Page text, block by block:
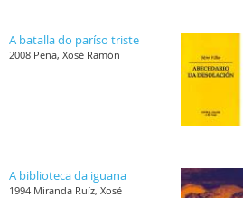
A batalla do paríso triste
2008 Pena, Xosé Ramón
A biblioteca da iguana
1994 Miranda Ruíz, Xosé